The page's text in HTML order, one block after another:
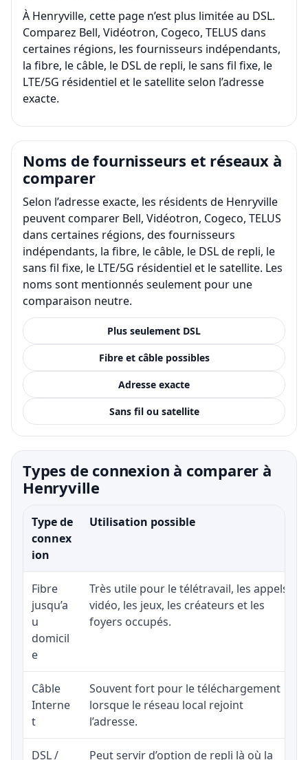
À Henryville, cette page n’est plus limitée au DSL.
Comparez Bell, Vidéotron, Cogeco, TELUS dans
certaines régions, les fournisseurs indépendants,
la fibre, le câble, le DSL de repli, le sans fil fixe, le
LTE/5G résidentiel et le satellite selon l’adresse
exacte.
Noms de fournisseurs et réseaux à
comparer
Selon l’adresse exacte, les résidents de Henryville
peuvent comparer Bell, Vidéotron, Cogeco, TELUS
dans certaines régions, des fournisseurs
indépendants, la fibre, le câble, le DSL de repli, le
sans fil fixe, le LTE/5G résidentiel et le satellite. Les
noms sont mentionnés seulement pour une
comparaison neutre.
Plus seulement DSL
Fibre et câble possibles
Adresse exacte
Sans fil ou satellite
Types de connexion à comparer à
Henryville
Type de
connex
ion
Utilisation possible
Fibre
jusqu’a
u
domicil
e
Très utile pour le télétravail, les appels
vidéo, les jeux, les créateurs et les
foyers occupés.
Câble
Interne
t
Souvent fort pour le téléchargement
lorsque le réseau local rejoint
l’adresse.
DSL / Peut servir d’option de repli là où la